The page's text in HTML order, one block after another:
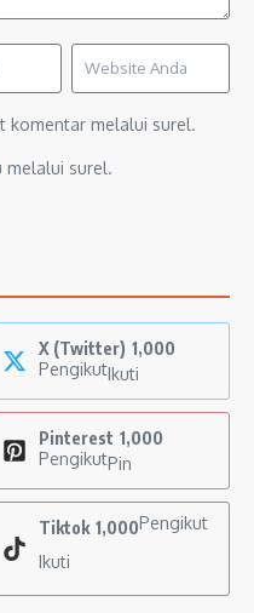
komentar melalui surel.
melalui surel.
X (Twitter) 1,000
PengikutIkuti
Pinterest 1,000
PengikutPin
Tiktok 1,000Pengikut
Ikuti